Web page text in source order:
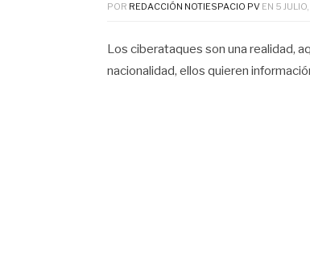
POR REDACCIÓN NOTIESPACIO PV EN 5
Los ciberataques son una realidad,
nacionalidad, ellos quieren